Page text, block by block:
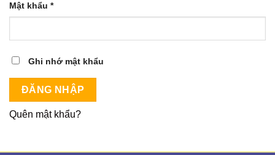
Mật khẩu *
Ghi nhớ mật khẩu
ĐĂNG NHẬP
Quên mật khẩu?